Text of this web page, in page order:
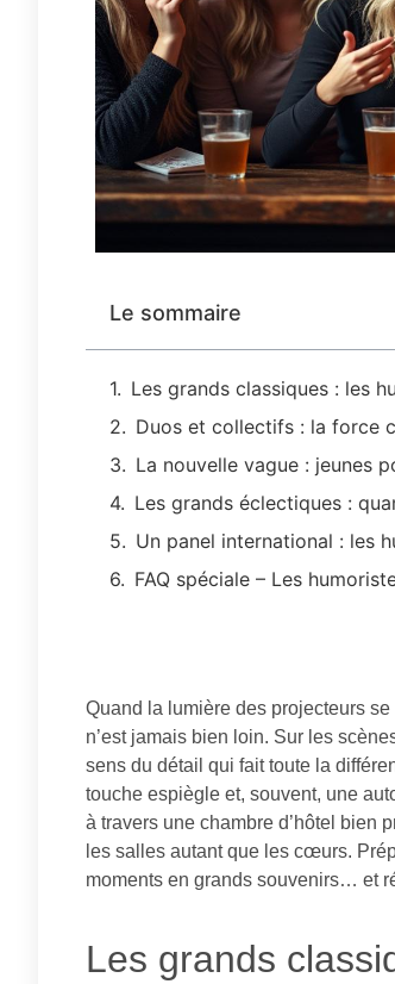
Le sommaire
Les grands classiques : les
Duos et collectifs : la force
La nouvelle vague : jeunes
Les grands éclectiques :
Un panel international : les
FAQ spéciale – Les
Quand la lumière des projecteurs
n’est jamais bien loin. Sur les
sens du détail qui fait toute la
touche espiègle et, souvent, une
à travers une chambre d’hôtel bien
les salles autant que les cœurs.
moments en grands souvenirs… et
Les grands